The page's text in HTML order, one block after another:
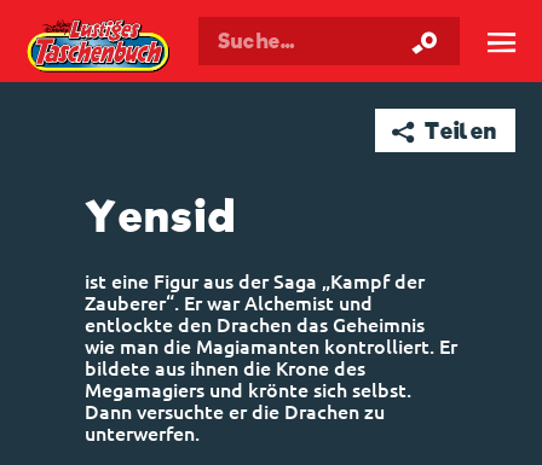
Walt Disneys Taschenbuch ☰
➦ Teilen
Yensid
ist eine Figur aus der Saga „Kampf der
Zauberer“. Er war Alchemist und
entlockte den Drachen das Geheimnis
wie man die Magiamanten kontrolliert. Er
bildete aus ihnen die Krone des
Megamagiers und krönte sich selbst.
Dann versuchte er die Drachen zu
unterwerfen.